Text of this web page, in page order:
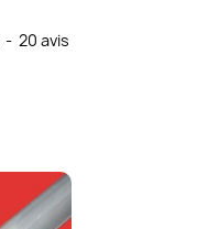
- 20 avis